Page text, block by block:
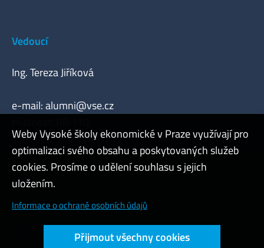
Vedoucí
Ing. Tereza Jiříková
e-mail:alumni@vse.cz
Admin
Cookies a ochrana osobních údajů
Přístupnost webu
Weby Vysoké školy ekonomické v Praze využívají pro
optimalizaci svého obsahu a poskytovaných služeb
cookies. Prosíme o udělení souhlasu s jejich
uložením.
Informace o ochraně osobních údajů
Přijmout všechny cookies